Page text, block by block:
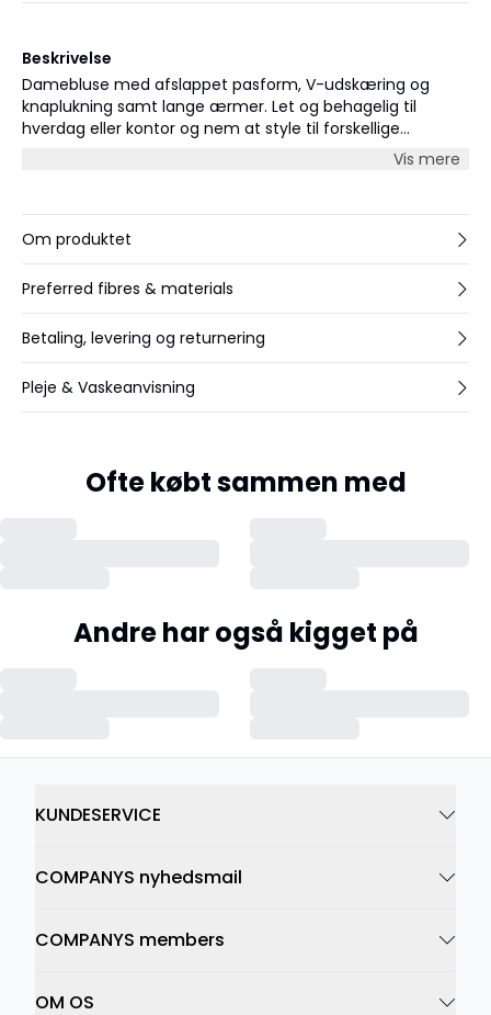
Beskrivelse
Damebluse med afslappet pasform, V-udskæring og
knaplukning samt lange ærmer. Let og behagelig til
hverdag eller kontor og nem at style til forskellige
Vis mere
Om produktet
Preferred fibres & materials
Betaling, levering og returnering
Pleje & Vaskeanvisning
Ofte købt sammen med
Andre har også kigget på
KUNDESERVICE
COMPANYS nyhedsmail
COMPANYS members
OM OS